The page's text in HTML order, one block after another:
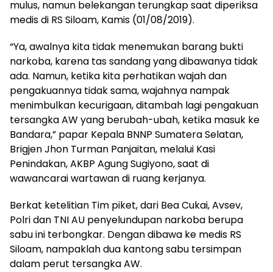
mulus, namun belekangan terungkap saat diperiksa
medis di RS Siloam, Kamis (01/08/2019).
“Ya, awalnya kita tidak menemukan barang bukti
narkoba, karena tas sandang yang dibawanya tidak
ada. Namun, ketika kita perhatikan wajah dan
pengakuannya tidak sama, wajahnya nampak
menimbulkan kecurigaan, ditambah lagi pengakuan
tersangka AW yang berubah-ubah, ketika masuk ke
Bandara,” papar Kepala BNNP Sumatera Selatan,
Brigjen Jhon Turman Panjaitan, melalui Kasi
Penindakan, AKBP Agung Sugiyono, saat di
wawancarai wartawan di ruang kerjanya.
Berkat ketelitian Tim piket, dari Bea Cukai, Avsev,
Polri dan TNI AU penyelundupan narkoba berupa
sabu ini terbongkar. Dengan dibawa ke medis RS
Siloam, nampaklah dua kantong sabu tersimpan
dalam perut tersangka AW.